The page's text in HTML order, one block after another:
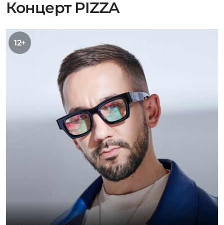
Концерт PIZZA
12+